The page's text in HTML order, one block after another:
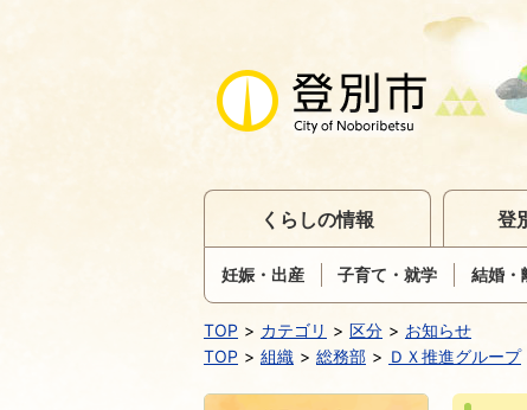
くらしの情報
妊娠・出産 子育て・就学 結婚・
登
TOP カテゴリ 区分
お知らせ
TOP
組織 総務部 ＤＸ推進グループ